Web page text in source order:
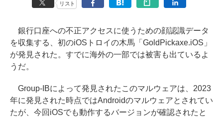
リスト
銀行口座への不正アクセスに使うための顔認識データ
を収集する、初のiOSトロイの木馬「GoldPickaxe.iOS」
が発見された。すでに海外の一部では被害も出ているよ
うだ。
Group-IBによって発見されたこのマルウェアは、2023
年に発見された時点ではAndroidのマルウェアとされてい
たが、今回iOSでも動作するバージョンが確認されたと